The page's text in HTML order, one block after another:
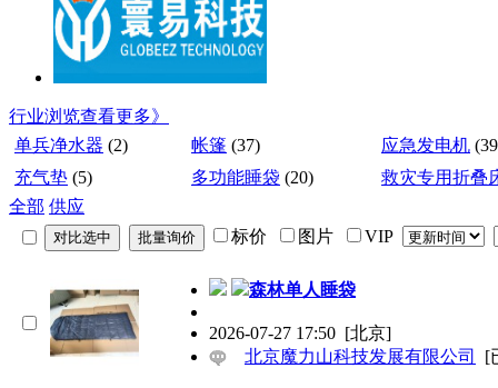
行业浏览查看更多》
单兵净水器 (2) 帐篷 (37) 应急发电机
充气垫 (5) 多功能睡袋 (20)
救灾专用折叠
全部 供应
标价
图片 VIP
森林单人睡袋
2026-07-27 17:50 [北京]
北京魔力山科技发展有限公司
[